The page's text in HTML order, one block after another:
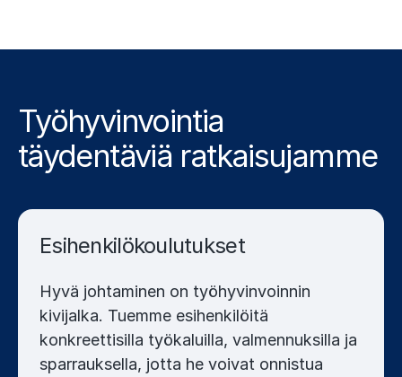
l
)
Työhyvinvointia
täydentäviä ratkaisujamme
Esihenkilökoulutukset
Hyvä johtaminen on työhyvinvoinnin
kivijalka. Tuemme esihenkilöitä
konkreettisilla työkaluilla, valmennuksilla ja
sparrauksella, jotta he voivat onnistua